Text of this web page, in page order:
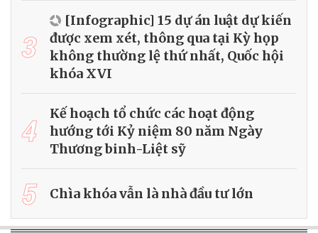
3
[Infographic] 15 dự án luật dự kiến
được xem xét, thông qua tại Kỳ họp
không thường lệ thứ nhất, Quốc hội
khóa XVI
4
Kế hoạch tổ chức các hoạt động
hướng tới Kỷ niệm 80 năm Ngày
Thương binh-Liệt sỹ
5 Chìa khóa vẫn là nhà đầu tư lớn